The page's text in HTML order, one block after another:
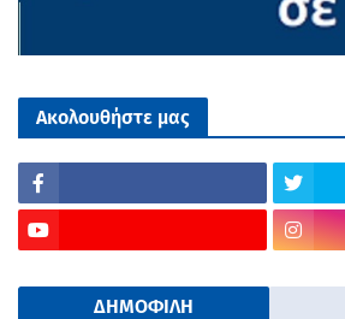
Ακολουθήστε μας
ΔΗΜΟΦΙΛΗ